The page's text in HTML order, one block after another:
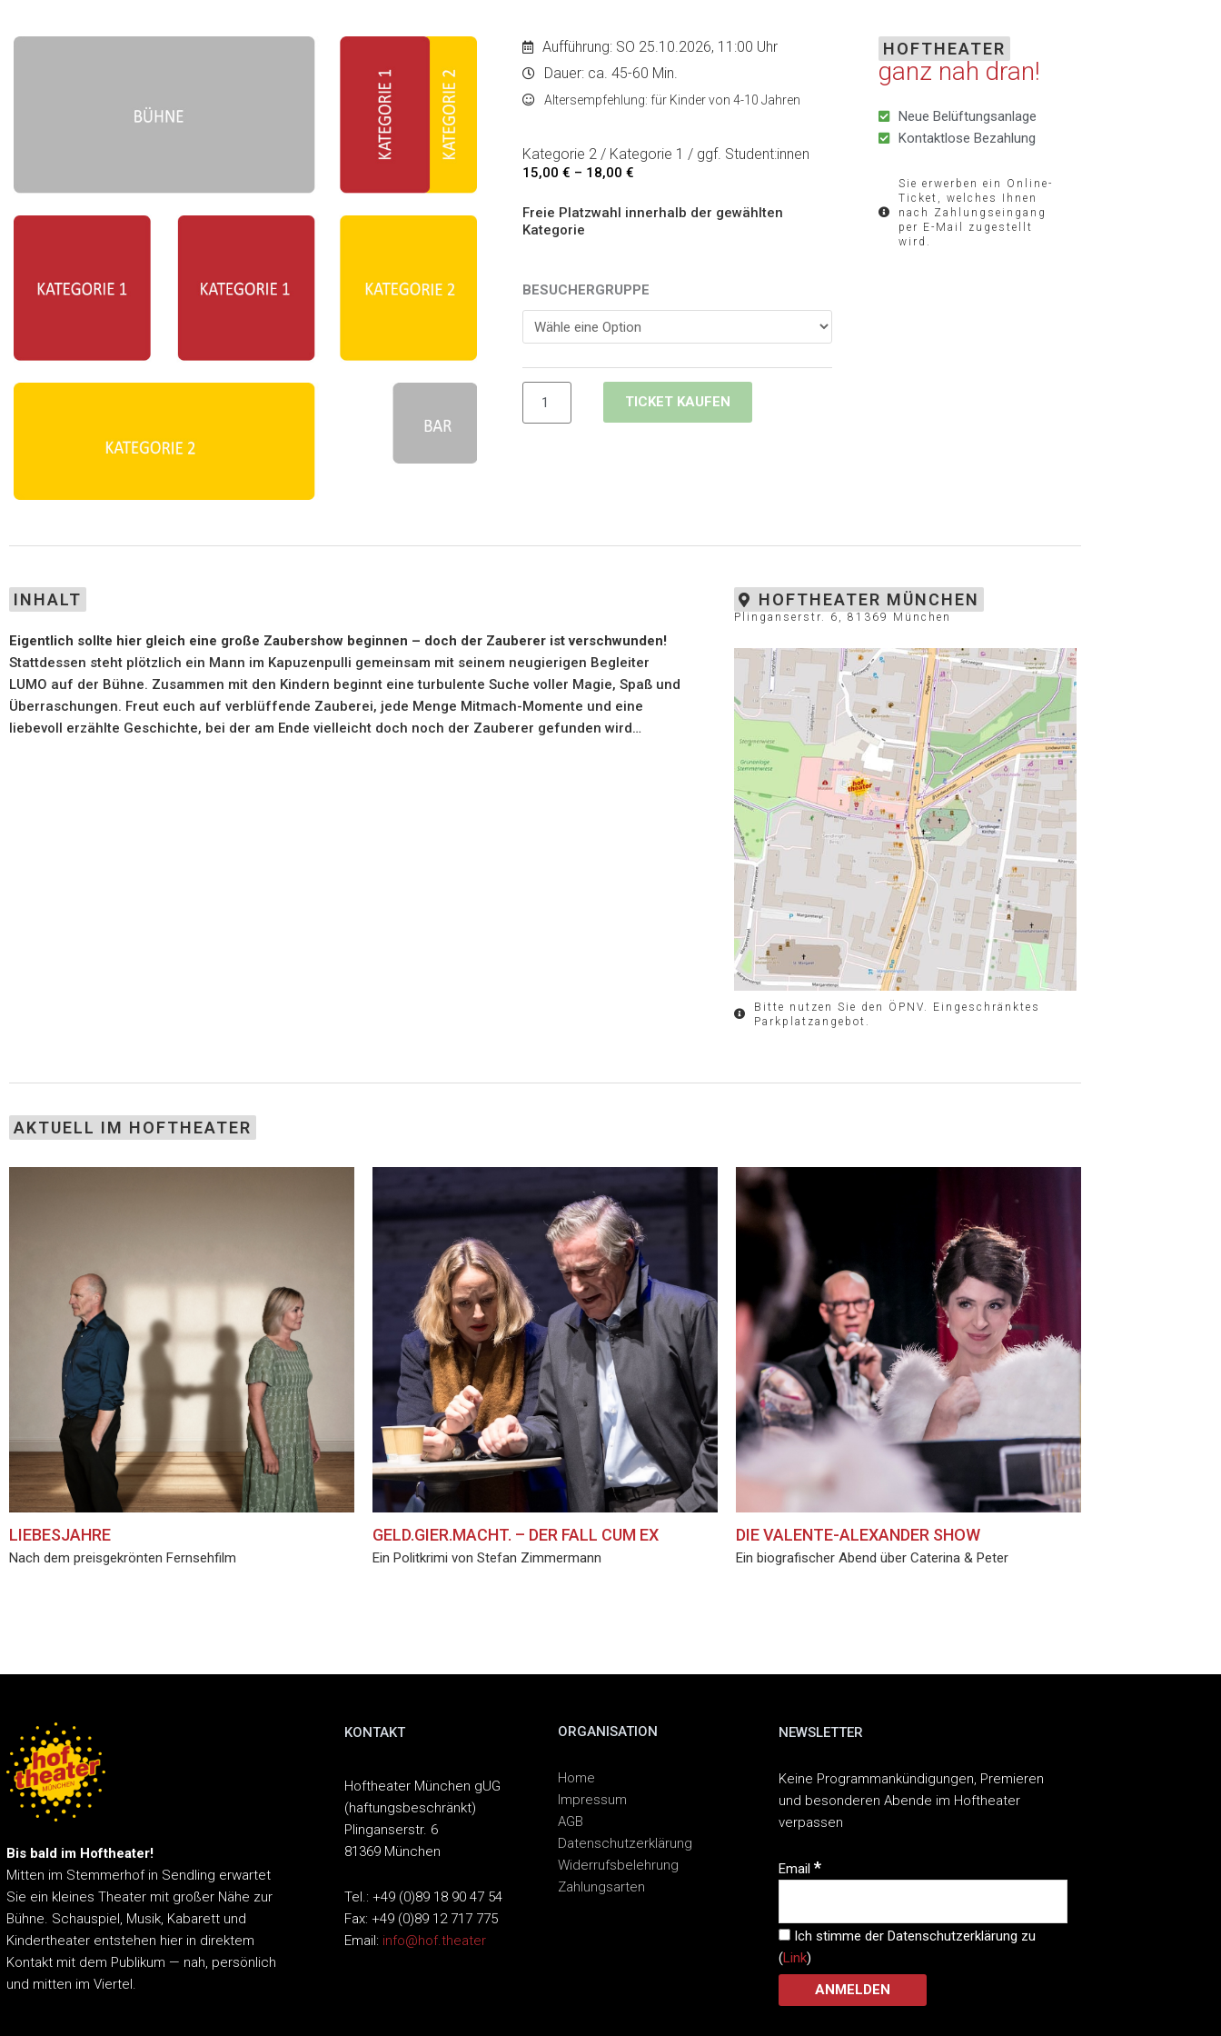
Aufführung: SO 25.10.2026, 11:00 Uhr
Dauer: ca. 45-60 Min.
Altersempfehlung: für Kinder von 4-10 Jahren
Kategorie 2 / Kategorie 1 / ggf. Student:innen
15,00 € – 18,00 €
15,00 €
Freie Platzwahl innerhalb der gewählten
Kategorie
BESUCHERGRUPPE
und
LUMO
-
25.10.2026
Menge
TICKET KAUFEN
HOFTHEATER
ganz nah dran!
Neue Belüftungsanlage
Kontaktlose Bezahlung
Sie erwerben ein Online-
Ticket, welches Ihnen
nach Zahlungseingang
per E-Mail zugestellt
wird.
INHALT
Eigentlich sollte hier gleich eine große Zaubershow beginnen – doch der Zauberer ist verschwunden!
Stattdessen steht plötzlich ein Mann im Kapuzenpulli gemeinsam mit seinem neugierigen Begleiter
LUMO auf der Bühne. Zusammen mit den Kindern beginnt eine turbulente Suche voller Magie, Spaß und
Überraschungen. Freut euch auf verblüffende Zauberei, jede Menge Mitmach-Momente und eine
liebevoll erzählte Geschichte, bei der am Ende vielleicht doch noch der Zauberer gefunden wird…
HOFTHEATER MÜNCHEN
Plinganserstr. 6, 81369 München
Bitte nutzen Sie den ÖPNV. Eingeschränktes
Parkplatzangebot.
AKTUELL IM HOFTHEATER
LIEBESJAHRE
Nach dem preisgekrönten Fernsehfilm
GELD.GIER.MACHT. – DER FALL CUM EX
Ein Politkrimi von Stefan Zimmermann
DIE VALENTE-ALEXANDER SHOW
Ein biografischer Abend über Caterina & Peter
Bis bald im Hoftheater!
Mitten im Stemmerhof in Sendling erwartet
Sie ein kleines Theater mit großer Nähe zur
Bühne. Schauspiel, Musik, Kabarett und
Kindertheater entstehen hier in direktem
Kontakt mit dem Publikum — nah, persönlich
und mitten im Viertel.
KONTAKT
Hoftheater München gUG
(haftungsbeschränkt)
Plinganserstr. 6
81369 München
Tel.: +49 (0)89 18 90 47 54
Fax: +49 (0)89 12 717 775
Email: info@hof.theater
ORGANISATION
Home
Impressum
AGB
Datenschutzerklärung
Widerrufsbelehrung
Zahlungsarten
NEWSLETTER
Keine Programmankündigungen, Premieren
und besonderen Abende im Hoftheater
verpassen
Email *
Ich stimme der Datenschutzerklärung zu
(Link)